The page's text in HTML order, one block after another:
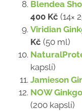
Blendea
400 Kč (14×
Viridian
Kč (50 ml)
kapslí)
Jamieson
NOW
(200 kapslí)